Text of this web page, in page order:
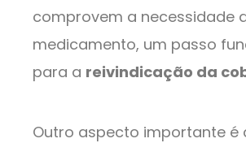
comprovem a necessidade
medicamento, um passo
para a reivindicação da
Outro aspecto importante é